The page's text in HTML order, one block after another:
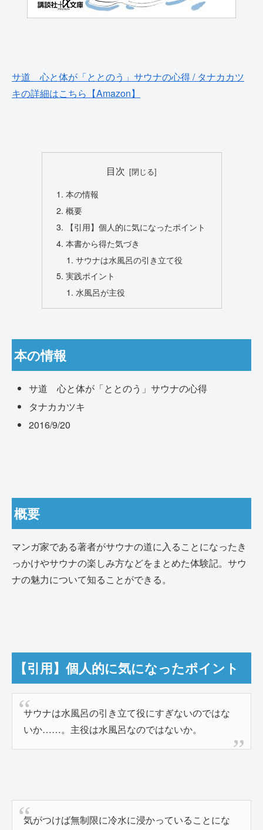
サ道 心と体が「ととのう」サウナの心得 / タナカカツ
キの詳細はこちら【Amazon】
目次
本の情報
概要
【引用】個人的に気になったポイント
本書から得た気づき
サウナは水風呂の引き立て役
実践ポイント
水風呂が主役
本の情報
サ道 心と体が「ととのう」サウナの心得
タナカカツキ
2016/9/20
概要
マンガ家である著者がサウナの道に入ることになったき
っかけやサウナの楽しみ方などをまとめた体験記。サウ
ナの魅力について知ることができる。
【引用】個人的に気になったポイント
サウナは水風呂の引き立て役にすぎないのではな
いか……。主役は水風呂なのではないか。
気がつけば無制限に冷水に浸かっていることにな